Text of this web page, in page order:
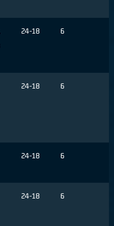
24-18 6
24-18 6
24-18 6
24-18 6